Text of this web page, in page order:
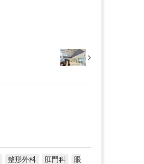
整形外科 肛門科
眼